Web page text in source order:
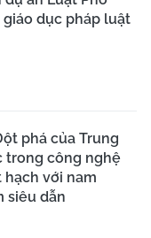
giáo dục pháp luật
phá của Trung
trong công nghệ
hạch với nam
siêu dẫn